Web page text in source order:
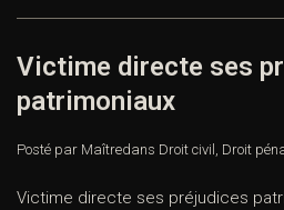
Victime directe ses
patrimoniaux
Posté par Maîtredans Droit civil , Droit
Victime directe ses préjudices